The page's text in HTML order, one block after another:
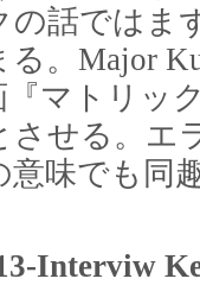
話ではま
。Major
マトリッ
させる。エ
意味でも同
Interviw